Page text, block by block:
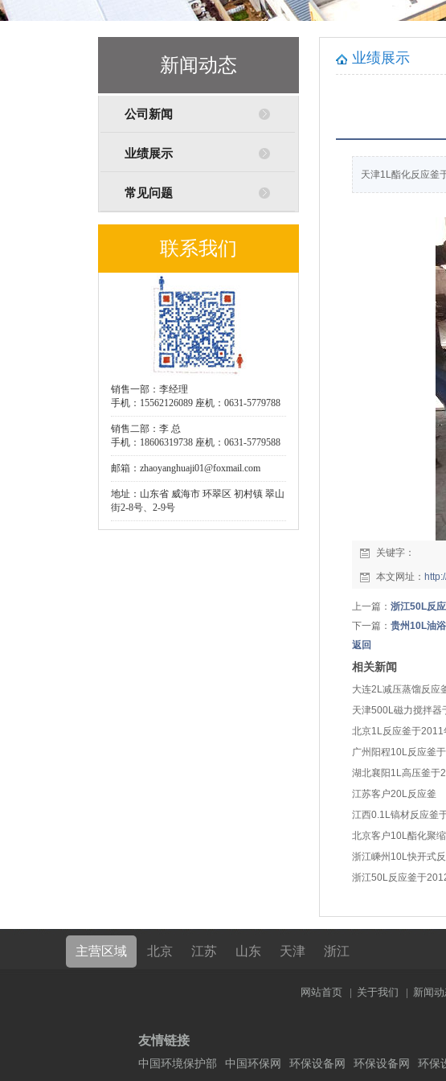
新闻动态
公司新闻
业绩展示
常见问题
联系我们
销售一部：李经理
手机：15562126089 座机：0631-5779788
销售二部：李 总
手机：18606319738 座机：0631-5779588
邮箱：zhaoyanghuaji01@foxmail.com
地址：山东省 威海市 环翠区 初村镇 翠山
街2-8号、2-9号
业绩展示
天津1L酯化反应釜
关键字：
本文网址：
上一篇： 浙江50L反
下一篇： 贵州10L油
返回
相关新闻
大连2L减压蒸馏反应
天津500L磁力搅拌
北京1L反应釜于
广州阳程10L反应釜
湖北襄阳1L高压釜于
江苏客户20L反应釜
江西0.1L镐材反应釜
北京客户10L酯化聚
浙江嵊州10L快开式
浙江50L反应釜于
主营区域 北京 江苏 山东 天津 浙江
网站首页 | 关于我们 | 新闻
友情链接
中国环境保护部 中国环保网 环保设备网 环保设备网 环保